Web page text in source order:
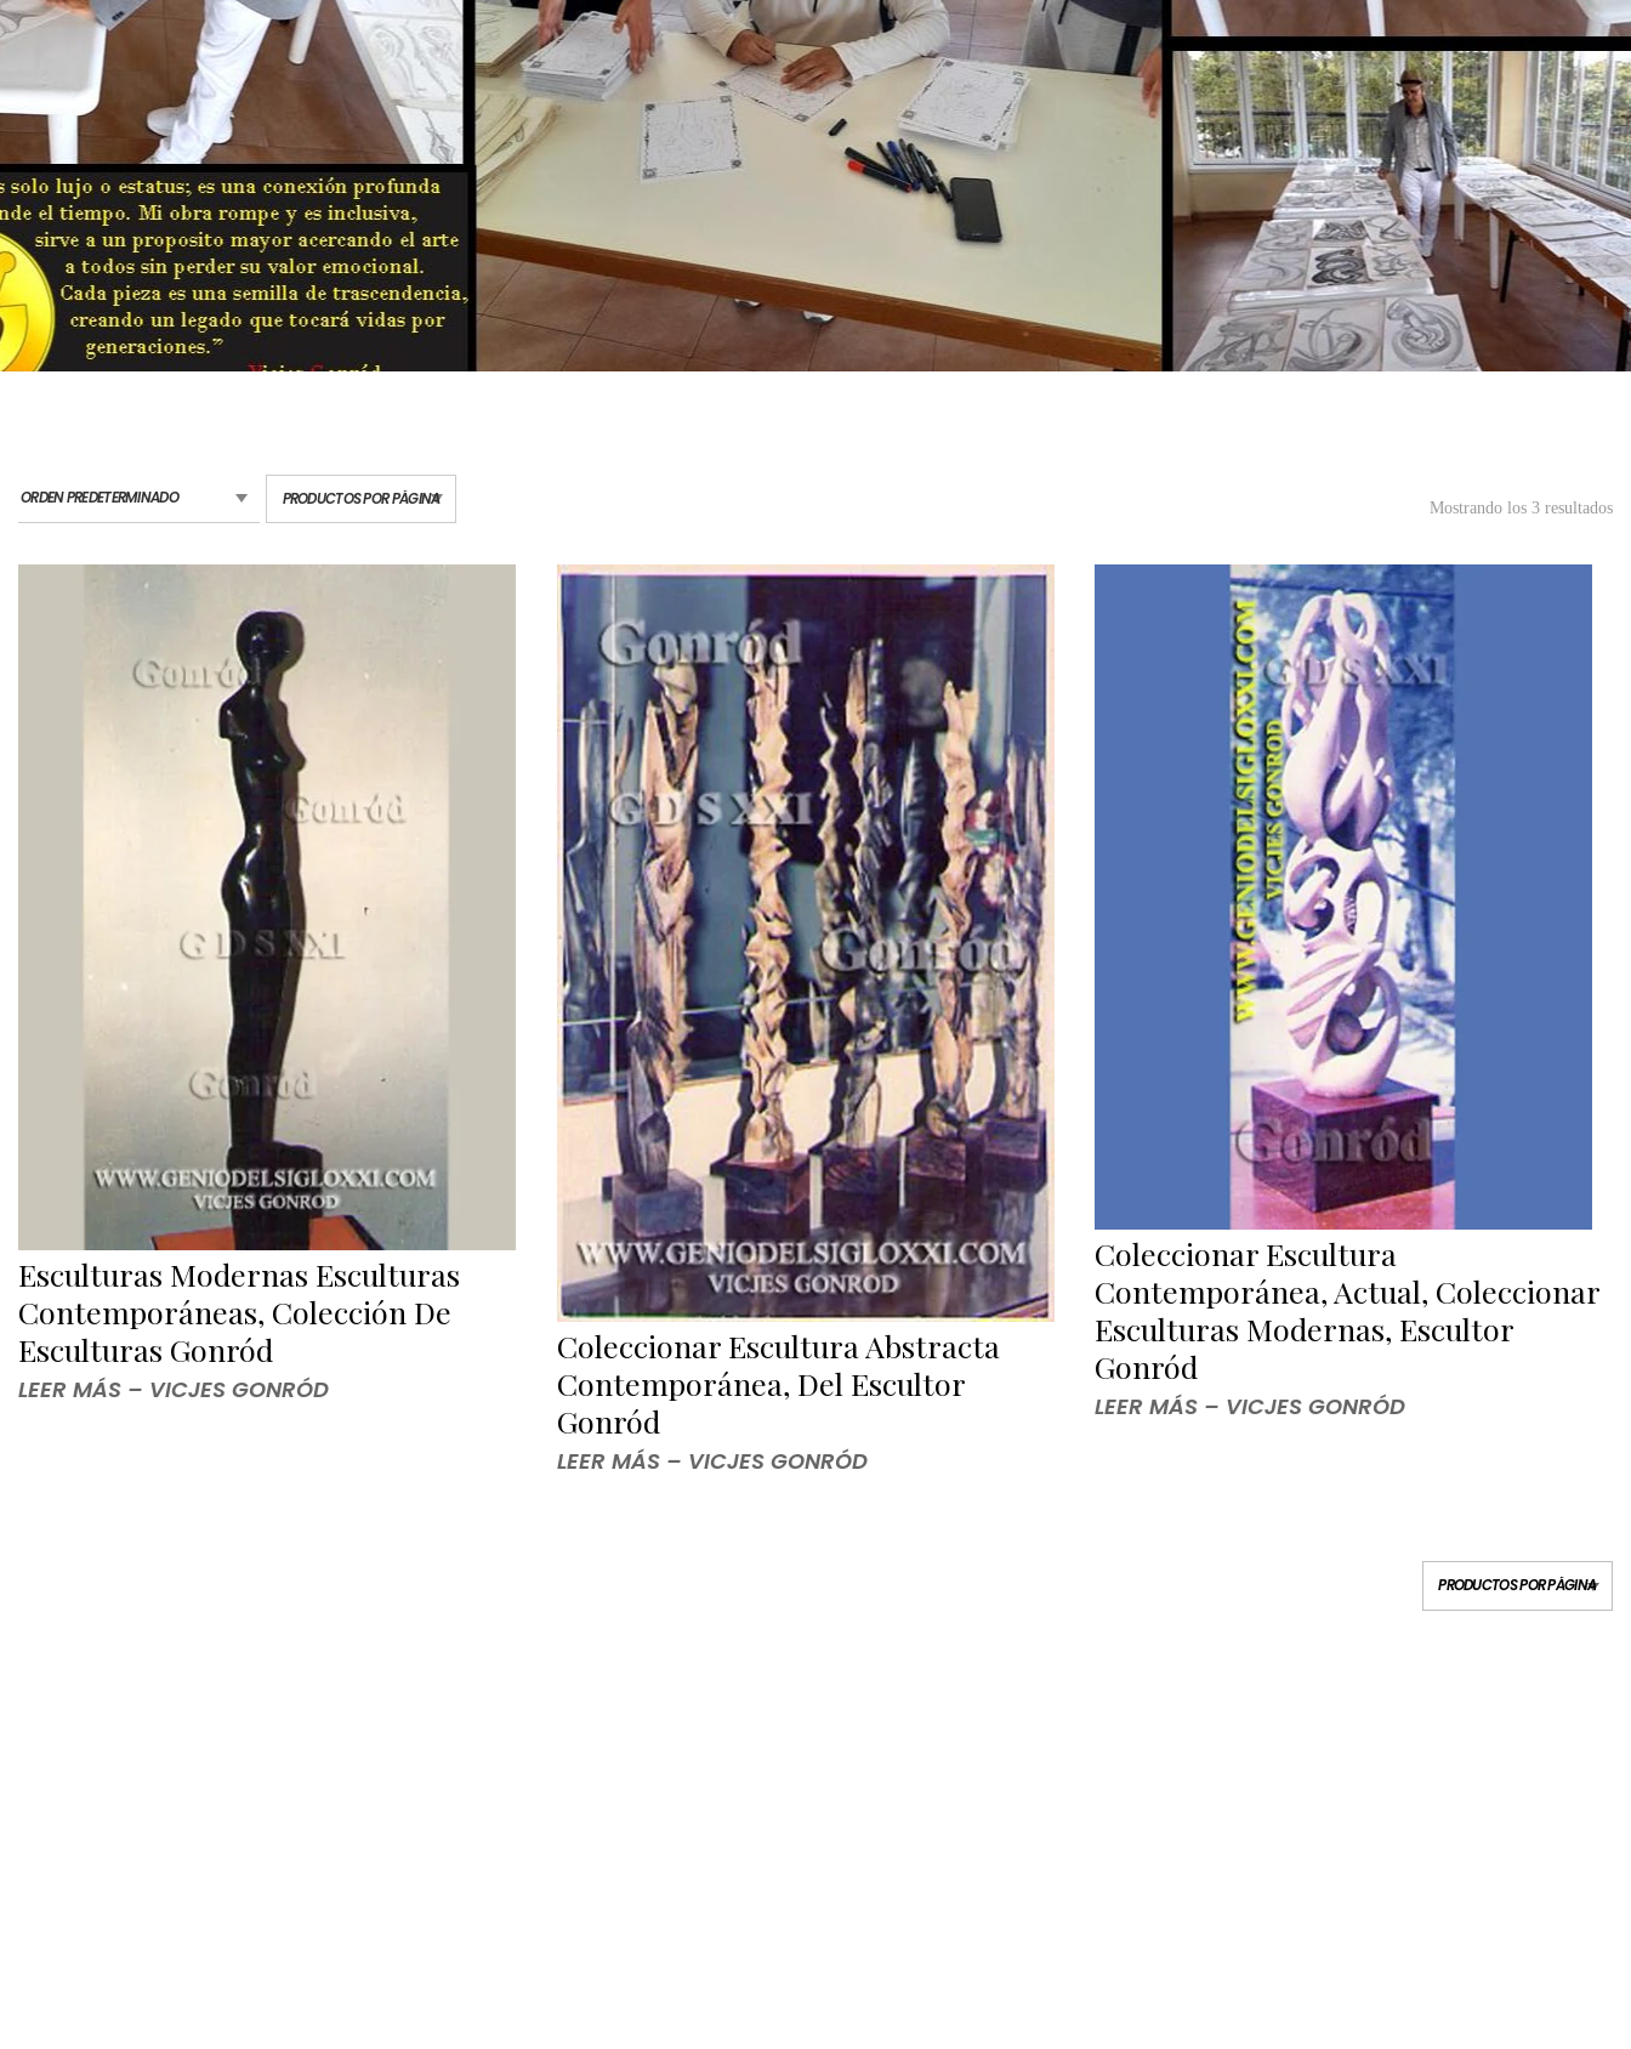
Mostrando los 3 resultados
Esculturas Modernas Esculturas
Contemporáneas, Colección De
Esculturas Gonród
LEER MÁS – VICJES GONRÓD
Coleccionar Escultura Abstracta
Contemporánea, Del Escultor
Gonród
LEER MÁS – VICJES GONRÓD
Coleccionar Escultura
Contemporánea, Actual, Coleccionar
Esculturas Modernas, Escultor
Gonród
LEER MÁS – VICJES GONRÓD